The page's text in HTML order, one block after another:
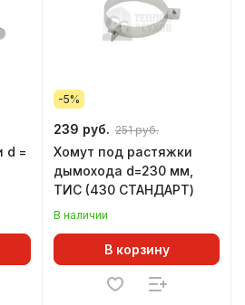
d =
-5%
239 руб. 251 руб.
Хомут под растяжки
дымохода d=230 мм,
ТИС (430 СТАНДАРТ)
В наличии
В корзину